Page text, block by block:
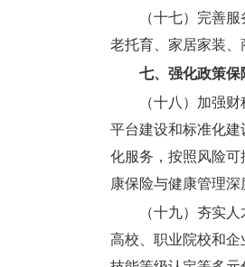
（十七）完善服
老托育、家居家装、
七、强化政策保
（十八）加强财
平台建设和标准化
化服务，按照风险
康保险与健康管理
（十九）夯实人
高校、职业院校和